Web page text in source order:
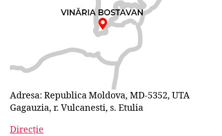
Adresa: Republica Moldova, MD-5352, UTA
Gagauzia, r. Vulcanesti, s. Etulia
Direcție